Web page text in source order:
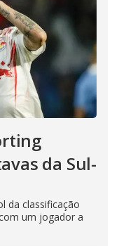
da Sul-
da classificação
um jogador a